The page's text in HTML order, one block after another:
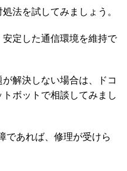
法を試してみましょう。
定した通信環境を維持で
解決しない場合は、ドコ
ボットで相談してみまし
であれば、修理が受けら